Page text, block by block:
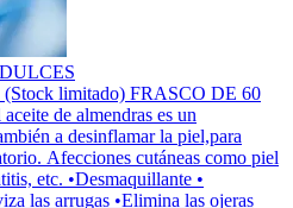
limitado) FRASCO DE 60
de almendras es un
a desinflamar la piel,para
Afecciones cutáneas como piel
etc. •Desmaquillante •
las arrugas •Elimina las ojeras